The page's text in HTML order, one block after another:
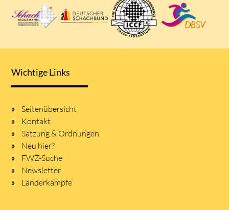
Wichtige Links
Seitenübersicht
Kontakt
Satzung & Ordnungen
Neu hier?
FWZ-Suche
Newsletter
Länderkämpfe